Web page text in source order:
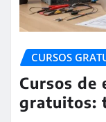
CURSOS
Cursos de
gratuitos: